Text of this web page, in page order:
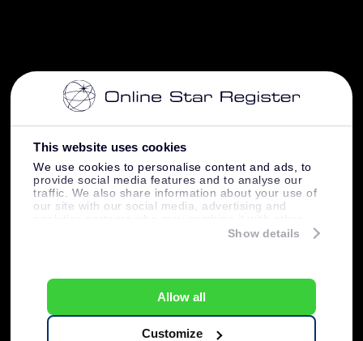
This website uses cookies
We use cookies to personalise content and ads, to
provide social media features and to analyse our
traffic. We also share information about your use of
our site with our social media, advertising and
information that you’ve provided to them or that
Show details
Allow all
Customize